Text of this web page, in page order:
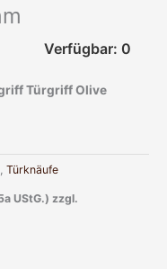
Verfügbar: 0
Türgriff Olive
, Türknäufe
UStG.) zzgl.